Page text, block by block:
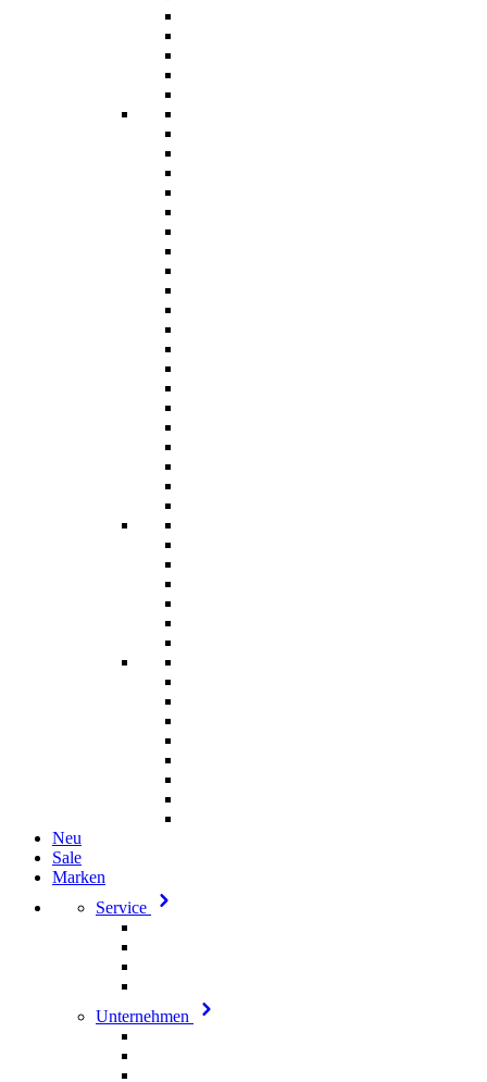
Neu
Sale
Marken
Service
Unternehmen